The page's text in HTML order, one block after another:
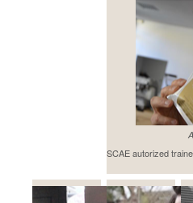
SCAE autorized